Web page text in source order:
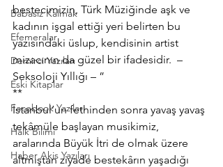
Babasız Kalmak
Efemeralar
Demirci Yazıları
Eski Kitaplar
Facebook Yazıları
Halk Bilimi
Haber Akis Yazıları
bestecimizin, Türk Müziğinde aşk ve
kadının işgal ettiği yeri belirten bu
yazısındaki üslup, kendisinin artist
mizacının da güzel bir ifadesidir.  –
Seksoloji Yıllığı – ”
**
İstanbul’un fethinden sonra yavaş yavaş
tekâmüle başlayan musikimiz,
aralarında Büyük İtri de olmak üzere
altmıştan ziyade bestekârın yaşadığı